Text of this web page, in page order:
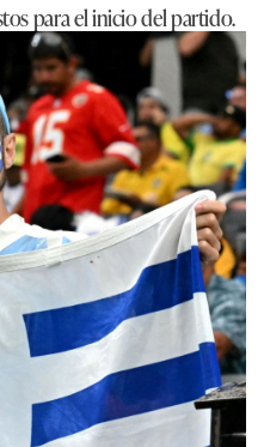
para el inicio del partido.